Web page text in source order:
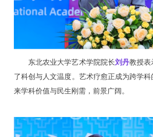
东北农业大学艺术学院院长刘丹教授
了科创与人文温度。艺术疗愈正成为跨学
来学科价值与民生刚需，前景广阔。